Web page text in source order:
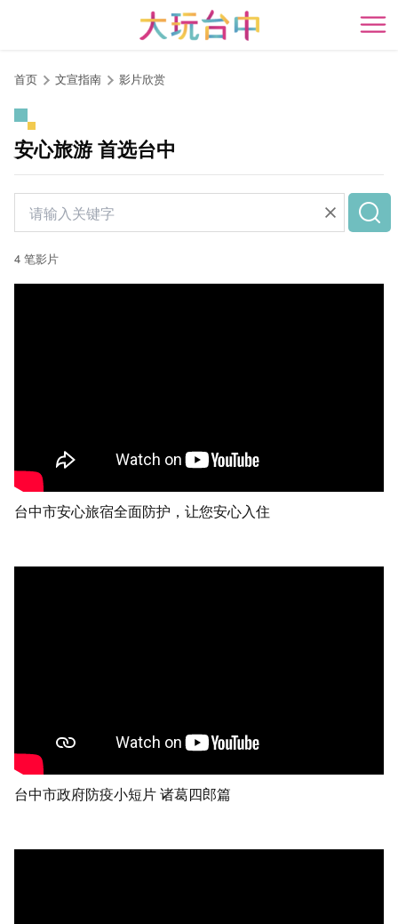
开
首页 文宣指南 影片欣赏
安心旅游 首选台中
4 笔影片
台中市安心旅宿全面防护，让您安心入住
台中市政府防疫小短片 诸葛四郎篇